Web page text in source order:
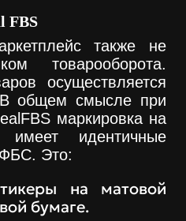
FBS
также не
товарооборота.
осуществляется
общем смысле при
маркировка на
имеет идентичные
Это:
на матовой
бумаге.